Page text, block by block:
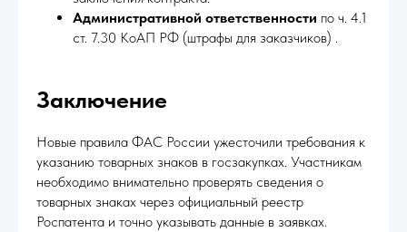
Административной ответственности по ч. 4.1
ст. 7.30 КоАП РФ (штрафы для заказчиков) .
Заключение
Новые правила ФАС России ужесточили требования к
указанию товарных знаков в госзакупках. Участникам
необходимо внимательно проверять сведения о
товарных знаках через официальный реестр
Роспатента и точно указывать данные в заявках.